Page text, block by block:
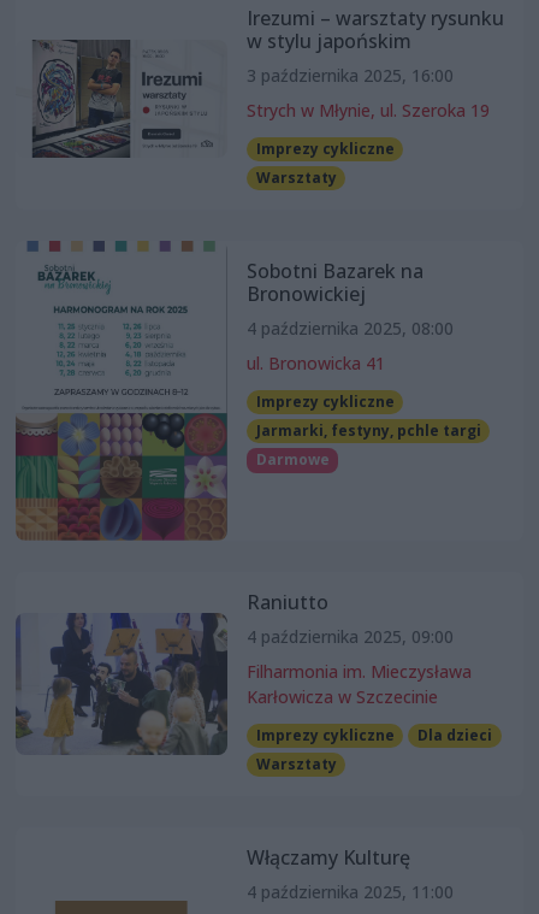
Irezumi – warsztaty rysunku
w stylu japońskim
3 października 2025, 16:00
Strych w Młynie, ul. Szeroka 19
Imprezy cykliczne
Warsztaty
Sobotni Bazarek na
Bronowickiej
4 października 2025, 08:00
ul. Bronowicka 41
Imprezy cykliczne
Jarmarki, festyny, pchle targi
Darmowe
Raniutto
4 października 2025, 09:00
Filharmonia im. Mieczysława
Karłowicza w Szczecinie
Imprezy cykliczne
Dla dzieci
Warsztaty
Włączamy Kulturę
4 października 2025, 11:00